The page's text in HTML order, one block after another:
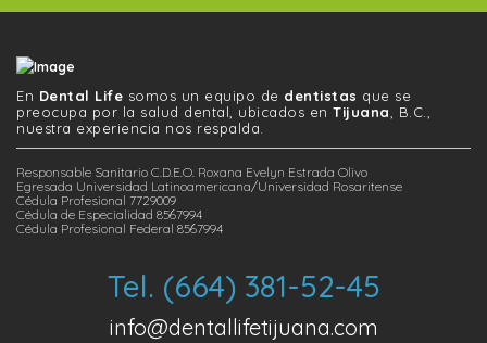
En Dental Life somos un equipo de dentistas que se
preocupa por la salud dental, ubicados en Tijuana, B.C.,
nuestra experiencia nos respalda.
Responsable Sanitario C.D.E.O. Roxana Evelyn Estrada Olivo
Egresada Universidad Latinoamericana/Universidad Rosaritense
Cédula Profesional 7729009
Cédula de Especialidad 8567994
Cédula Profesional Federal 8567994
Tel. (664) 381-52-45
info@dentallifetijuana.com